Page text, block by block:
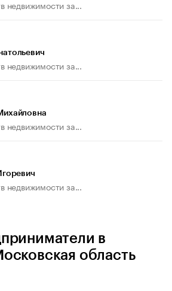
недвижимости за...
недвижимости за...
недвижимости за...
недвижимости за...
в
область